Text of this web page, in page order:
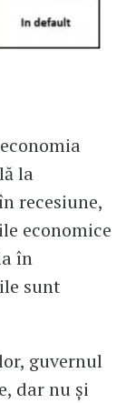
la
recesiune,
economice
în
sunt
guvernul
dar nu și